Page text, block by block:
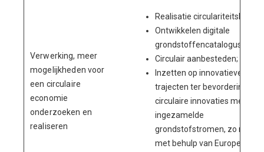
Verwerking, meer
mogelijkheden voor
een circulaire
economie
onderzoeken en
realiseren
Realisatie circulariteitshub;
Ontwikkelen digitale
grondstoffencatalogus;
Circulair aanbesteden;
Inzetten op innovatieve
trajecten ter bevordering van
circulaire innovaties met
ingezamelde
grondstofstromen, zo nodig
met behulp van Europese